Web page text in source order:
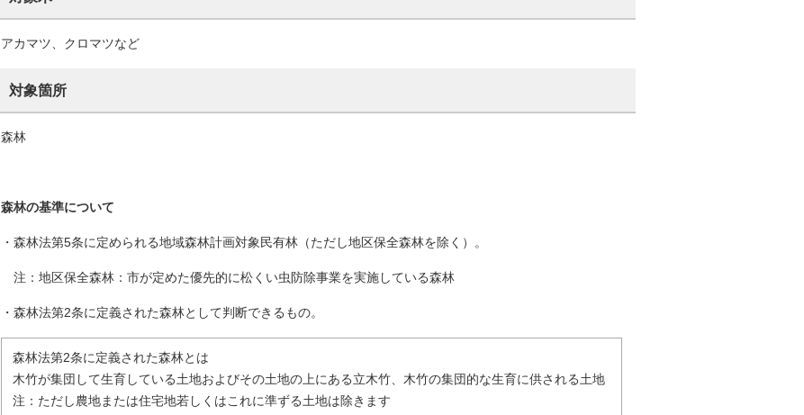
アカマツ、クロマツなど
対象箇所
森林
森林の基準について
・森林法第5条に定められる地域森林計画対象民有林（ただし地区保全森林を除く）。
注：地区保全森林：市が定めた優先的に松くい虫防除事業を実施している森林
・森林法第2条に定義された森林として判断できるもの。
森林法第2条に定義された森林とは
木竹が集団して生育している土地およびその土地の上にある立木竹、木竹の集団的な生育に供される土地
注：ただし農地または住宅地若しくはこれに準ずる土地は除きます